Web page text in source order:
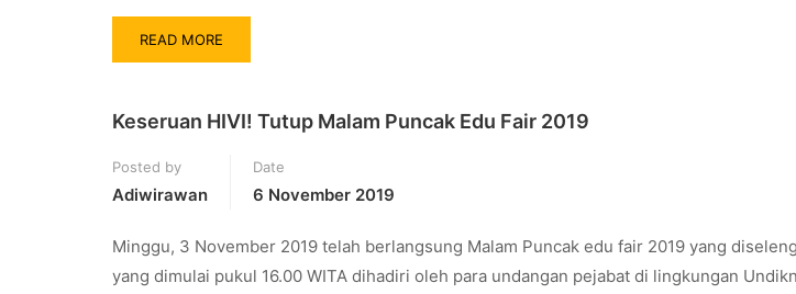
READ MORE
Keseruan HIVI! Tutup Malam Puncak Edu Fair 2019
Posted by
Adiwirawan
Date
6 November 2019
Minggu, 3 November 2019 telah berlangsung Malam Puncak edu fair 2019 yang
yang dimulai pukul 16.00 WITA dihadiri oleh para undangan pejabat di lingkungan